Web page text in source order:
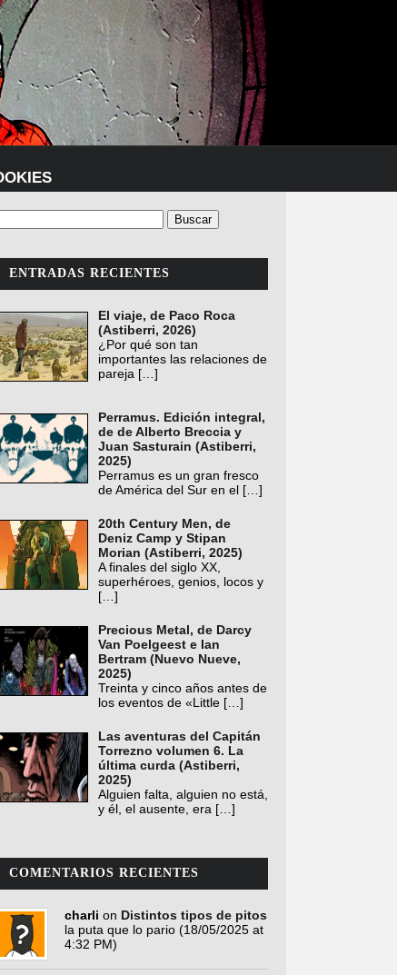
ENTRADAS RECIENTES
El viaje, de Paco Roca
(Astiberri, 2026)
¿Por qué son tan
importantes las relaciones de
pareja […]
Perramus. Edición integral,
de de Alberto Breccia y
Juan Sasturain (Astiberri,
2025)
Perramus es un gran fresco
de América del Sur en el […]
20th Century Men, de
Deniz Camp y Stipan
Morian (Astiberri, 2025)
A finales del siglo XX,
superhéroes, genios, locos y
[…]
Precious Metal, de Darcy
Van Poelgeest e Ian
Bertram (Nuevo Nueve,
2025)
Treinta y cinco años antes de
los eventos de «Little […]
Las aventuras del Capitán
Torrezno volumen 6. La
última curda (Astiberri,
2025)
Alguien falta, alguien no está,
y él, el ausente, era […]
COMENTARIOS RECIENTES
charli on Distintos tipos de pitos
la puta que lo pario (18/05/2025 at
4:32 PM)